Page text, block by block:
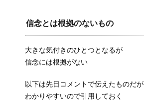
信念とは根拠のないもの
大きな気付きのひとつとなるが
信念には根拠がない
以下は先日コメントで伝えたものだが
わかりやすいので引用しておく